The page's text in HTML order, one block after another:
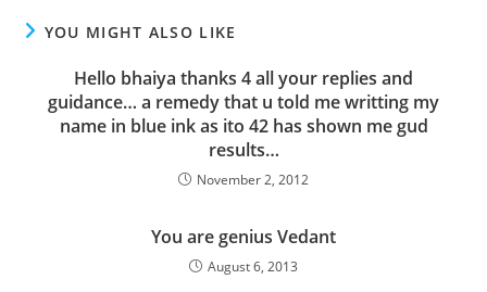
YOU MIGHT ALSO LIKE
Hello bhaiya thanks 4 all your replies and
guidance… a remedy that u told me writting my
name in blue ink as ito 42 has shown me gud
results…
November 2, 2012
You are genius Vedant
August 6, 2013